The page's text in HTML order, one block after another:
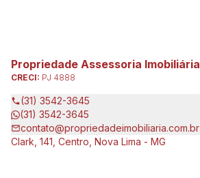
Propriedade Assessoria Imobiliária
CRECI: PJ 4888
(31) 3542-3645
(31) 3542-3645
contato@propriedadeimobiliaria.com.br
Clark, 141, Centro, Nova Lima - MG